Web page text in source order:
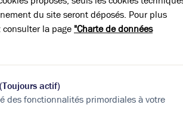
48.5
du site seront déposés. Pour plus
consulter la page"Charte de données
actif)
des fonctionnalités primordiales à votre